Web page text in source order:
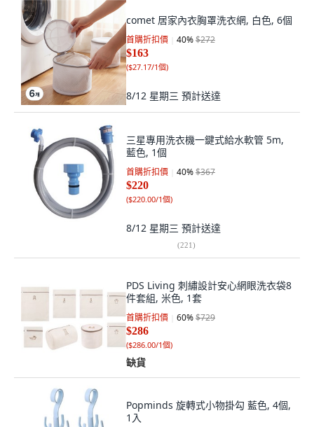
comet 居家內衣胸罩洗衣網, 白色, 6個
首購折扣價 40%$272
$163
($27.17/1個)
8/12 星期三 預計送達
三星專用洗衣機一鍵式給水軟管 5m,
藍色, 1個
首購折扣價 40%$367
$220
($220.00/1個)
8/12 星期三 預計送達
(221)
PDS Living 刺繡設計安心網眼洗衣袋8
件套組, 米色, 1套
首購折扣價 60%$729
$286
($286.00/1個)
缺貨
Popminds 旋轉式小物掛勾 藍色, 4個,
1入